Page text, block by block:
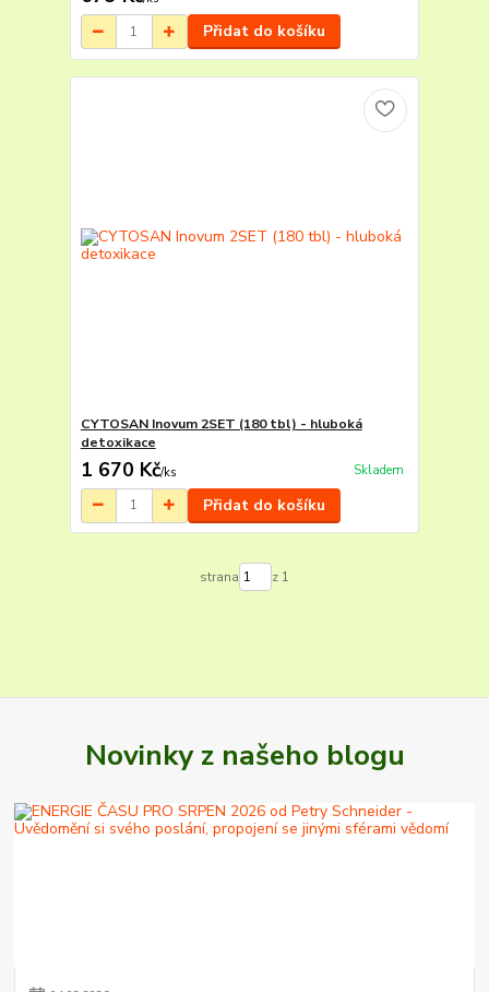
Přidat do košíku
CYTOSAN Inovum 2SET (180 tbl) - hluboká
detoxikace
1 670 Kč/ks Skladem
Přidat do košíku
strana z 1
Novinky z našeho blogu